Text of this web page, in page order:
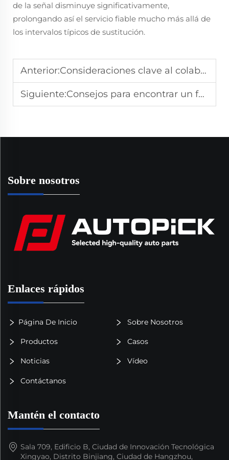
de la señal disminuye significativamente,
prolongando así el servicio fiable mucho más allá de
los intervalos típicos de sustitución.
Anterior:Consideraciones clave al colaborar con un fabricante OEM de sensores de flujo de aire masivo
Siguiente:Consejos para encontrar un fabricante fiable de sensores de flujo de aire de masa estándar
Sobre nosotros
Enlaces rápidos
Página De Inicio Sobre Nosotros
Productos Casos
Noticias Vídeo
Contáctanos
Mantén el contacto
Sala 709, Edificio B, Ciudad de Innovación Tecnológica
Xingyao, Distrito Binjiang, Ciudad de Hangzhou,